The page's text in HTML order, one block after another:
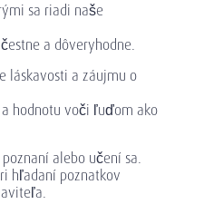
sa riadi naše
a dôveryhodne.
láskavosti a záujmu o
hodnotu voči ľuďom ako
alebo učení sa.
hľadaní poznatkov